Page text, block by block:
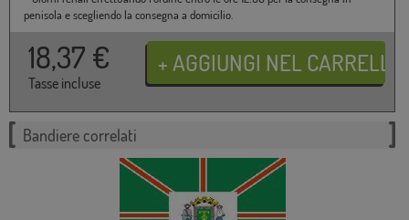
penisola e scegliendo la consegna a domicilio.
18,37 €
Tasse incluse
Bandiere correlati